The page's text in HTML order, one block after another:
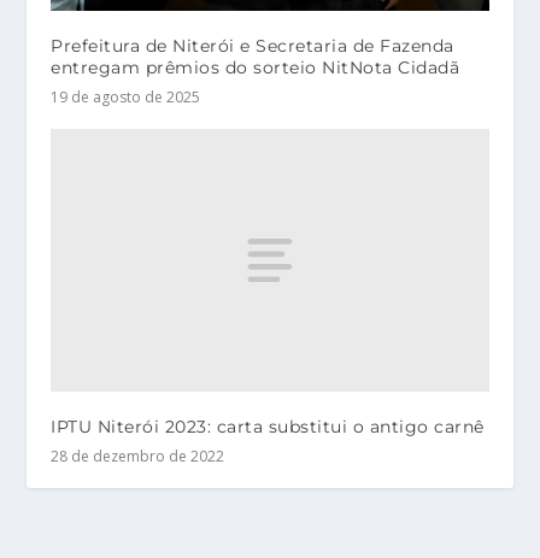
Prefeitura de Niterói e Secretaria de Fazenda
entregam prêmios do sorteio NitNota Cidadã
19 de agosto de 2025
IPTU Niterói 2023: carta substitui o antigo carnê
28 de dezembro de 2022